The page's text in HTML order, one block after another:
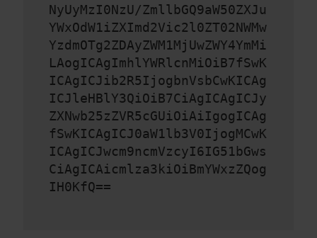
NyUyMzI0NzU/ZmllbGQ9aW50ZXJu
YWxOdW1iZXImd2Vic2l0ZT02NWMw
YzdmOTg2ZDAyZWM1MjUwZWY4YmMi
LAogICAgImhlYWRlcnMiOiB7fSwK
ICAgICJib2R5IjogbnVsbCwKICAg
ICJleHBlY3QiOiB7CiAgICAgICJy
ZXNwb25zZVR5cGUiOiAiIgogICAg
fSwKICAgICJ0aW1lb3V0IjogMCwK
ICAgICJwcm9ncmVzcyI6IG51bGws
CiAgICAicmlza3kiOiBmYWxzZQog
IH0KfQ==